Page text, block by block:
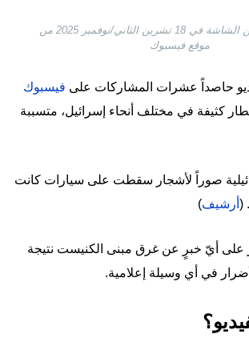
صورة ملتقطة من الشاشة في 18 تشرين الثاني/نوفمبر 2025 من
موقع فيسبوك
حاصداً عشرات المشاركات على فيسبوك
كثيفة في مختلف أنحاء إسرائيل، متسببة
صوراً لأشجار سقطت على سيارات كانت
( أرشيف)
على أيّ خبرٍ عن غرق مبنى الكنيست نتيجة
في أي وسيلة إعلامية.